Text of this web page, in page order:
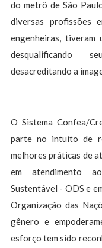
do metrô de São
diversas profissões
engenheiras, tiveram
desqualificando
desacreditando a
O Sistema Confea/
parte no intuito de
melhores práticas de
em atendimento
Sustentável - ODS e
Organização das
gênero e
esforço tem sido